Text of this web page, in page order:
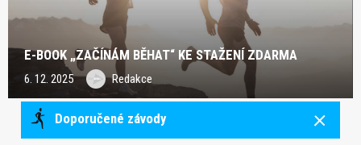
E-BOOK „ZAČÍNÁM BĚHAT“ KE STAŽENÍ ZDARMA
6. 12. 2025 Redakce
Doporučené závody